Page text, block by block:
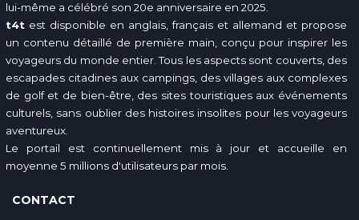
lui-même a célébré son 20e anniversaire en 2025.
t4t est disponible en anglais, français et allemand et propose
un contenu détaillé de première main, conçu pour inspirer les
voyageurs du monde entier. Tous les aspects sont couverts, des
escapades citadines aux campings, des villages aux complexes
de golf et de bien-être, des sites touristiques aux événements
culturels, sans oublier des histoires insolites pour les voyageurs
aventureux.
Le portail est continuellement mis à jour et accueille en
moyenne 5 millions d'utilisateurs par mois.
CONTACT